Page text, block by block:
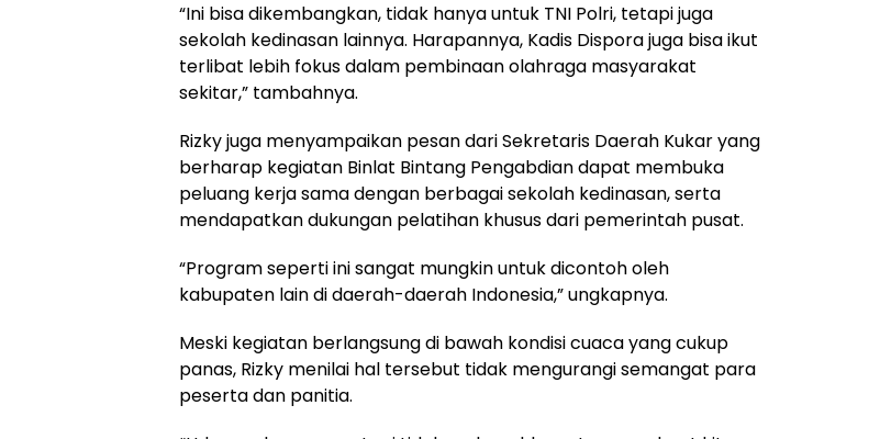
“Ini bisa dikembangkan, tidak hanya untuk TNI Polri, tetapi juga
sekolah kedinasan lainnya. Harapannya, Kadis Dispora juga bisa ikut
terlibat lebih fokus dalam pembinaan olahraga masyarakat
sekitar,” tambahnya.
Rizky juga menyampaikan pesan dari Sekretaris Daerah Kukar yang
berharap kegiatan Binlat Bintang Pengabdian dapat membuka
peluang kerja sama dengan berbagai sekolah kedinasan, serta
mendapatkan dukungan pelatihan khusus dari pemerintah pusat.
“Program seperti ini sangat mungkin untuk dicontoh oleh
kabupaten lain di daerah-daerah Indonesia,” ungkapnya.
Meski kegiatan berlangsung di bawah kondisi cuaca yang cukup
panas, Rizky menilai hal tersebut tidak mengurangi semangat para
peserta dan panitia.